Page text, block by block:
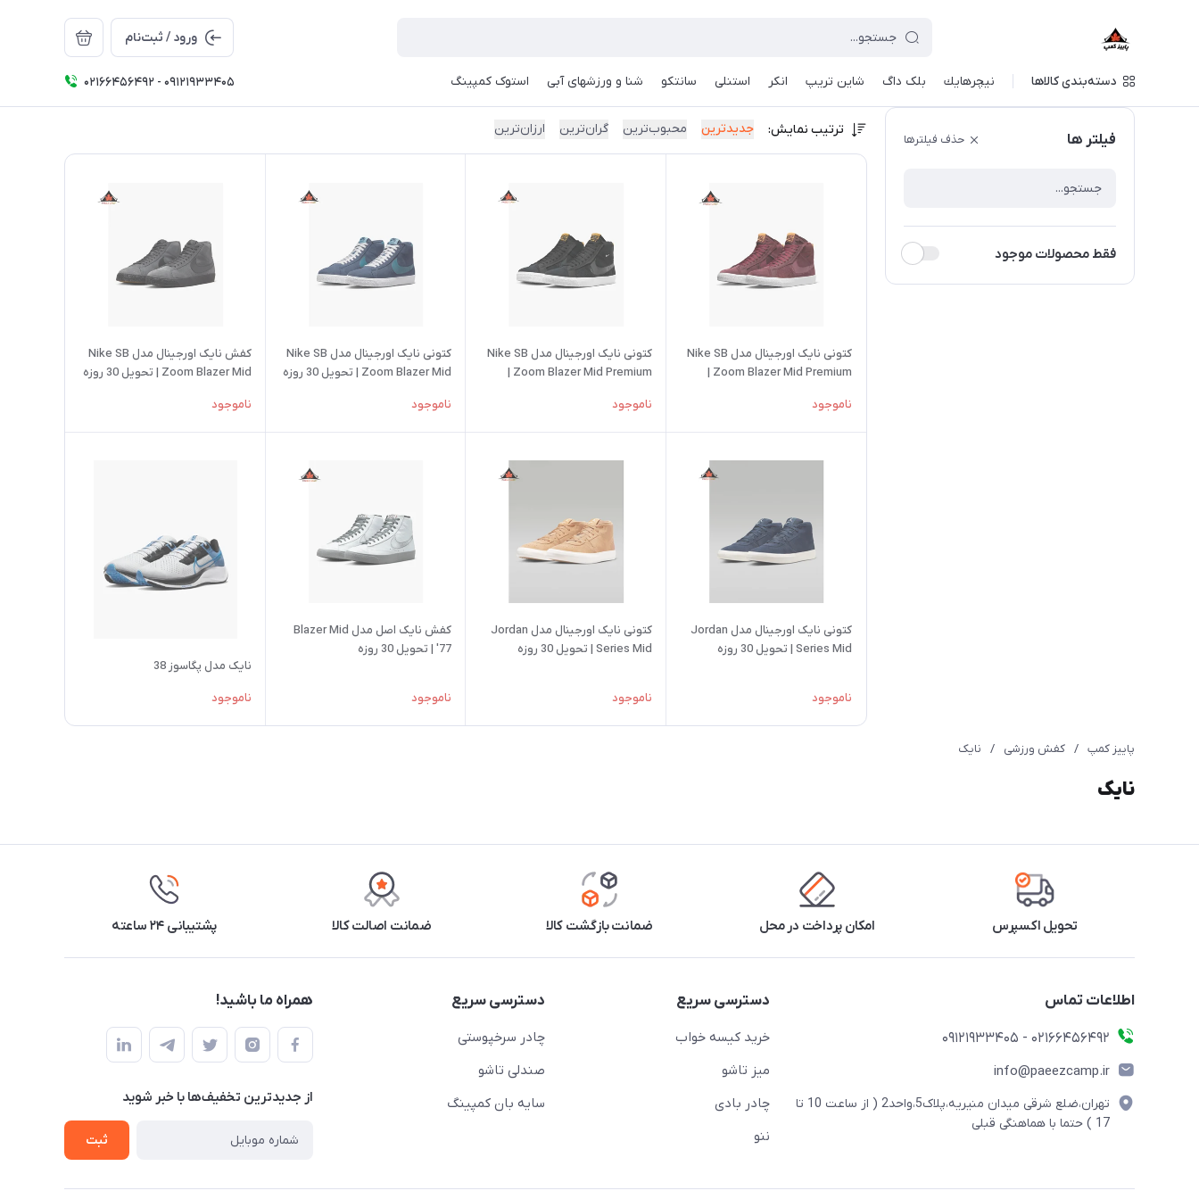
ورود / ثبت‌نام
دسته‌بندی کالاها نيچرهايك بلک داگ شاین تریپ انکر استنلی سانتکو شنا و ورزشهای آبی استوک کمپینگ 02166456492 - 09121933405
فیلتر ها حذف فیلترها
فقط محصولات موجود
ترتیب نمایش: جدیدترین محبوب‌ترین گران‌ترین ارزان‌ترین
کتونی نایک اورجینال مدل Nike SB
Zoom Blazer Mid Premium |
ناموجود
کتونی نایک اورجینال مدل Nike SB
Zoom Blazer Mid Premium |
ناموجود
کتونی نایک اورجینال مدل Nike SB
Zoom Blazer Mid | تحویل 30 روزه
ناموجود
کفش نایک اورجینال مدل Nike SB
Zoom Blazer Mid | تحویل 30 روزه
ناموجود
کتونی نایک اورجینال مدل Jordan
Series Mid | تحویل 30 روزه
ناموجود
کتونی نایک اورجینال مدل Jordan
Series Mid | تحویل 30 روزه
ناموجود
کفش نایک اصل مدل Blazer Mid
'77 | تحویل 30 روزه
ناموجود
نایک مدل پگاسوز 38
ناموجود
پاییز کمپ / کفش ورزشی / نایک
نایک
تحویل اکسپرس امکان پرداخت در محل ضمانت بازگشت کالا ضمانت اصالت کالا پشتیبانی ۲۴ ساعته
اطلاعات تماس
02166456492 - 09121933405
info@paeezcamp.ir
تهران،ضلع شرقی میدان منیریه،پلاک5،واحد2 ( از ساعت 10 تا
17 ) حتما با هماهنگی قبلی
دسترسی سریع
خرید کیسه خواب
میز تاشو
چادر بادی
ننو
دسترسی سریع
چادر سرخپوستی
صندلی تاشو
سایه بان کمپینگ
همراه ما باشید!
از جدید‌ترین تخفیف‌ها با‌ خبر شوید
ثبت